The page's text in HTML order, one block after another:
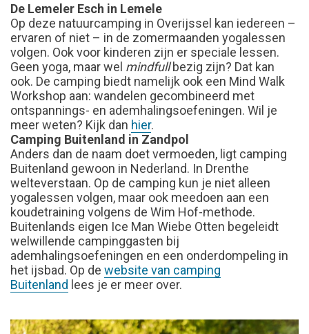
De Lemeler Esch in Lemele
Op deze natuurcamping in Overijssel kan iedereen –
ervaren of niet – in de zomermaanden yogalessen
volgen. Ook voor kinderen zijn er speciale lessen.
Geen yoga, maar wel mindfullbezig zijn? Dat kan
ook. De camping biedt namelijk ook een Mind Walk
Workshop aan: wandelen gecombineerd met
ontspannings- en ademhalingsoefeningen. Wil je
meer weten? Kijk dan hier.
Camping Buitenland in Zandpol
Anders dan de naam doet vermoeden, ligt camping
Buitenland gewoon in Nederland. In Drenthe
welteverstaan. Op de camping kun je niet alleen
yogalessen volgen, maar ook meedoen aan een
koudetraining volgens de Wim Hof-methode.
Buitenlands eigen Ice Man Wiebe Otten begeleidt
welwillende campinggasten bij
ademhalingsoefeningen en een onderdompeling in
het ijsbad. Op de website van camping
Buitenland lees je er meer over.